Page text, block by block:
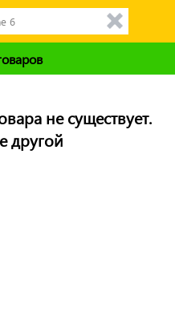
не существует.
другой